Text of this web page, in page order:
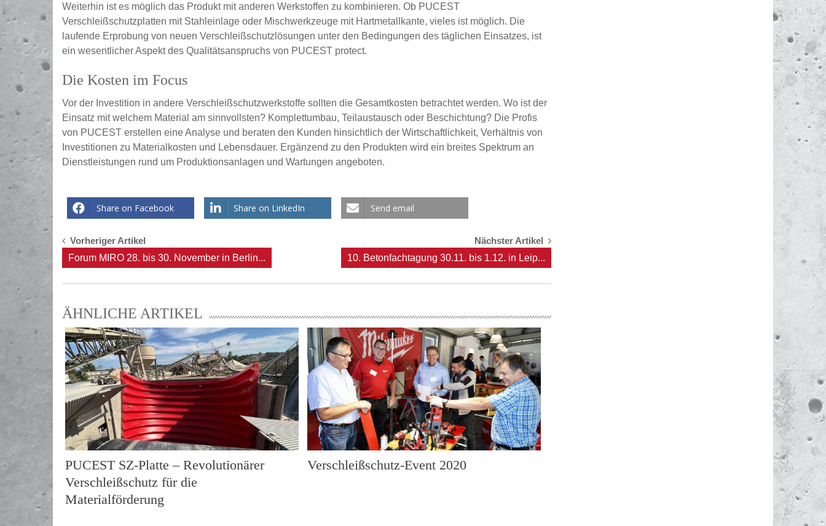
Weiterhin ist es möglich das Produkt mit anderen Werkstoffen zu kombinieren. Ob PUCEST
Verschleißschutzplatten mit Stahleinlage oder Mischwerkzeuge mit Hartmetallkante, vieles ist möglich. Die
laufende Erprobung von neuen Verschleißschutzlösungen unter den Bedingungen des täglichen Einsatzes, ist
ein wesentlicher Aspekt des Qualitätsanspruchs von PUCEST protect.
Die Kosten im Focus
Vor der Investition in andere Verschleißschutzwerkstoffe sollten die Gesamtkosten betrachtet werden. Wo ist der
Einsatz mit welchem Material am sinnvollsten? Komplettumbau, Teilaustausch oder Beschichtung? Die Profis
von PUCEST erstellen eine Analyse und beraten den Kunden hinsichtlich der Wirtschaftlichkeit, Verhältnis von
Investitionen zu Materialkosten und Lebensdauer. Ergänzend zu den Produkten wird ein breites Spektrum an
Dienstleistungen rund um Produktionsanlagen und Wartungen angeboten.
Share on Facebook Share on LinkedIn Send email
Post
navigation
Vorheriger Artikel
Forum MIRO 28. bis 30. November in Berlin...
Nächster Artikel
10. Betonfachtagung 30.11. bis 1.12. in Leip...
ÄHNLICHE ARTIKEL
PUCEST SZ-Platte – Revolutionärer
Verschleißschutz für die
Materialförderung
Verschleißschutz-Event 2020